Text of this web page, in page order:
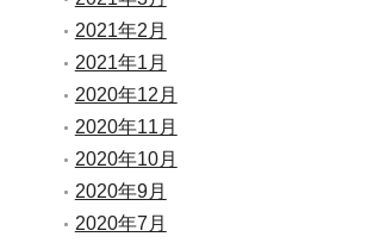
2021年2月
2021年1月
2020年12月
2020年11月
2020年10月
2020年9月
2020年7月